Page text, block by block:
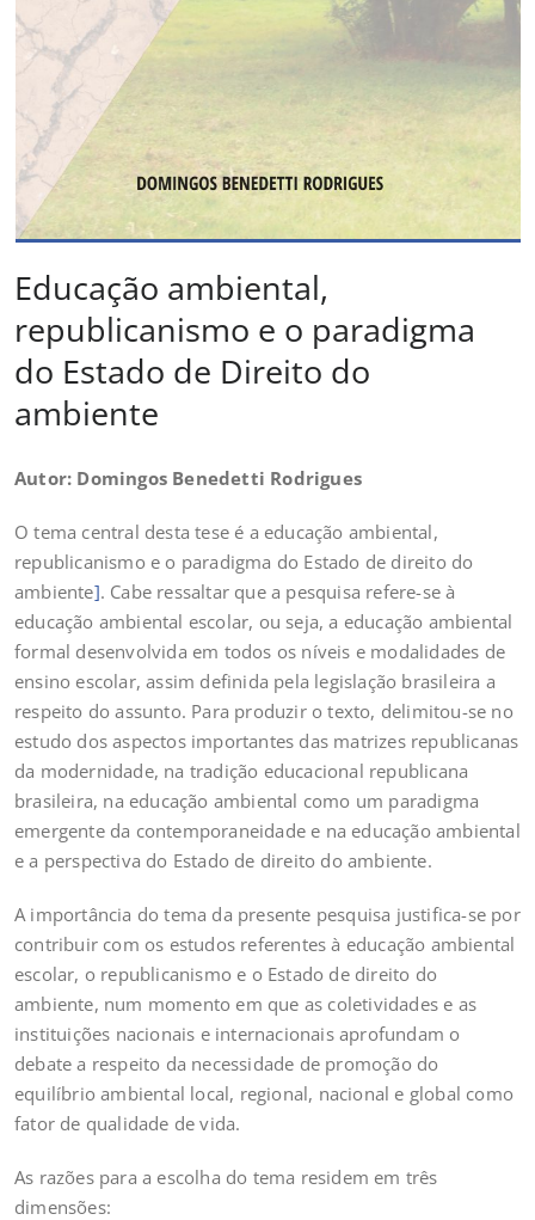
Educação ambiental,
republicanismo e o paradigma
do Estado de Direito do
ambiente
Autor: Domingos Benedetti Rodrigues
O tema central desta tese é a educação ambiental,
republicanismo e o paradigma do Estado de direito do
ambiente]. Cabe ressaltar que a pesquisa refere-se à
educação ambiental escolar, ou seja, a educação ambiental
formal desenvolvida em todos os níveis e modalidades de
ensino escolar, assim definida pela legislação brasileira a
respeito do assunto. Para produzir o texto, delimitou-se no
estudo dos aspectos importantes das matrizes republicanas
da modernidade, na tradição educacional republicana
brasileira, na educação ambiental como um paradigma
emergente da contemporaneidade e na educação ambiental
e a perspectiva do Estado de direito do ambiente.
A importância do tema da presente pesquisa justifica-se por
contribuir com os estudos referentes à educação ambiental
escolar, o republicanismo e o Estado de direito do
ambiente, num momento em que as coletividades e as
instituições nacionais e internacionais aprofundam o
debate a respeito da necessidade de promoção do
equilíbrio ambiental local, regional, nacional e global como
fator de qualidade de vida.
As razões para a escolha do tema residem em três
dimensões: